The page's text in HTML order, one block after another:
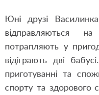
Юні друзі
відправляються
потрапляють у
відіграють дві
приготуванні та
спорту та здорового